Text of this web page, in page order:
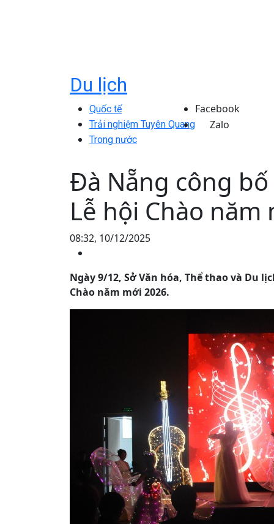
Du lịch
Quốc tế
Trải nghiệm Tuyên Quang
Trong nước
Facebook
Zalo
Đà Nẵng công
Lễ hội Chào năm
08:32, 10/12/2025
Ngày 9/12, Sở Văn hóa, Thể thao và Du
Chào năm mới 2026.